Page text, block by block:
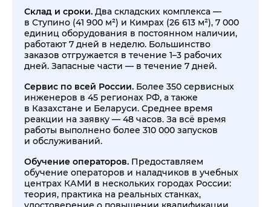
Склад и сроки. Два складских комплекса —
в Ступино (41 900 м²) и Кимрах (26 613 м²), 7 000
единиц оборудования в постоянном наличии,
работают 7 дней в неделю. Большинство
заказов отгружается в течение 1–3 рабочих
дней. Запасные части — в течение 7 дней.
Сервис по всей России. Более 350 сервисных
инженеров в 45 регионах РФ, а также
в Казахстане и Беларуси. Среднее время
реакции на заявку — 48 часов. За всё время
работы выполнено более 310 000 запусков
и обслуживаний.
Обучение операторов. Предоставляем
обучение операторов и наладчиков в учебных
центрах КАМИ в нескольких городах России:
теория, практика на реальных станках,